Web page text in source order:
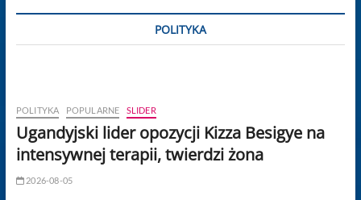
POLITYKA
POLITYKA POPULARNE SLIDER
Ugandyjski lider opozycji Kizza Besigye na
intensywnej terapii, twierdzi żona
2026-08-05